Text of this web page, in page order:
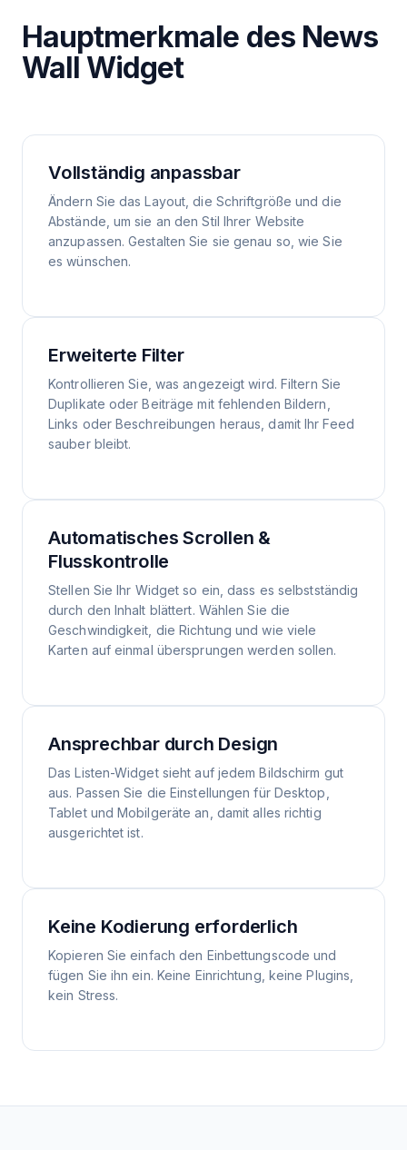
Hauptmerkmale des News
Wall Widget
Vollständig anpassbar
Ändern Sie das Layout, die Schriftgröße und die
Abstände, um sie an den Stil Ihrer Website
anzupassen. Gestalten Sie sie genau so, wie Sie
es wünschen.
Erweiterte Filter
Kontrollieren Sie, was angezeigt wird. Filtern Sie
Duplikate oder Beiträge mit fehlenden Bildern,
Links oder Beschreibungen heraus, damit Ihr Feed
sauber bleibt.
Automatisches Scrollen &
Flusskontrolle
Stellen Sie Ihr Widget so ein, dass es selbstständig
durch den Inhalt blättert. Wählen Sie die
Geschwindigkeit, die Richtung und wie viele
Karten auf einmal übersprungen werden sollen.
Ansprechbar durch Design
Das Listen-Widget sieht auf jedem Bildschirm gut
aus. Passen Sie die Einstellungen für Desktop,
Tablet und Mobilgeräte an, damit alles richtig
ausgerichtet ist.
Keine Kodierung erforderlich
Kopieren Sie einfach den Einbettungscode und
fügen Sie ihn ein. Keine Einrichtung, keine Plugins,
kein Stress.